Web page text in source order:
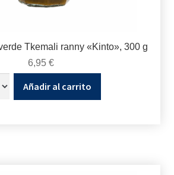
Tkemali ranny «Kinto», 300 g
6,95 €
Añadir al carrito